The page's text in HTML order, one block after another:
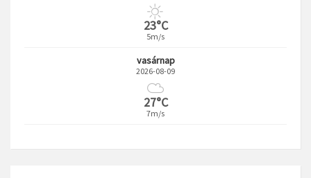
23°C
5m/s
vasárnap
2026-08-09
27°C
7m/s